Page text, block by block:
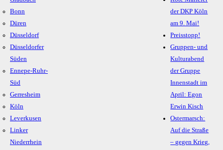
Bonn
Düren
Düsseldorf
Düsseldorfer
Süden
Ennepe-Ruhr-
Süd
Gerresheim
Köln
Leverkusen
Linker
Niederrhein
der DKP Köln
am 9. Mai!
Preisstopp!
Gruppen- und
Kulturabend
der Gruppe
Innenstadt im
April: Egon
Erwin Kisch
Ostermarsch:
Auf die Straße
– gegen Krieg,